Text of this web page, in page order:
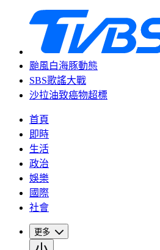
颱風白海豚動態
SBS歌謠大戰
沙拉油致癌物超標
首頁
即時
生活
政治
娛樂
國際
社會
更多